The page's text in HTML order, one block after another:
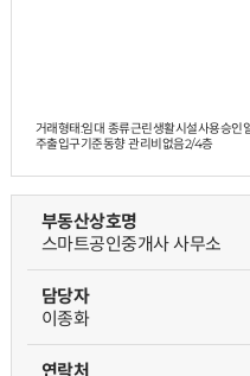
거래형태:임대 종류근린생활시설사용승인
주출입구기준동향 관리비없음2/4층
부동산상호명
스마트공인중개사 사무소
담당자
이종화
연락처